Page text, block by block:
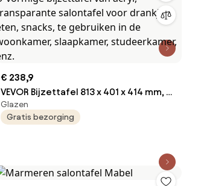
€ 238,9
VEVOR Bijzettafel 813 x 401 x 414 mm, U-
vormige bijzettafel van acryl,
transparante salontafel voor drankjes,
studeerkamer, enz.
Glazen
Gratis bezorging